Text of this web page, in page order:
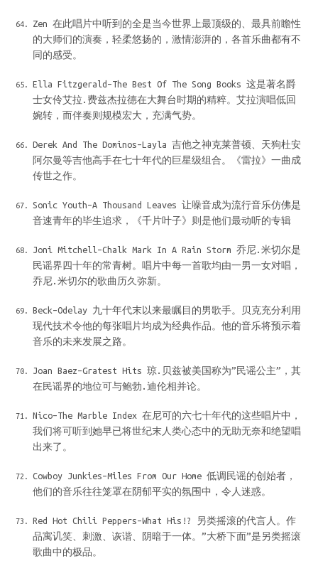
Zen 在此唱片中听到的全是当今世界上最顶级的、最具前瞻性
的大师们的演奏，轻柔悠扬的，激情澎湃的，各首乐曲都有不
同的感受。
Ella Fitzgerald–The Best Of The Song Books 这是著名爵
士女伶艾拉.费兹杰拉德在大舞台时期的精粹。艾拉演唱低回
婉转，而伴奏则规模宏大，充满气势。
Derek And The Dominos–Layla 吉他之神克莱普顿、天狗杜安
阿尔曼等吉他高手在七十年代的巨星级组合。《雷拉》一曲成
传世之作。
Sonic Youth–A Thousand Leaves 让噪音成为流行音乐仿佛是
音速青年的毕生追求，《千片叶子》则是他们最动听的专辑
Joni Mitchell–Chalk Mark In A Rain Storm 乔尼.米切尔是
民谣界四十年的常青树。唱片中每一首歌均由一男一女对唱，
乔尼.米切尔的歌曲历久弥新。
Beck–Odelay 九十年代末以来最瞩目的男歌手。贝克充分利用
现代技术令他的每张唱片均成为经典作品。他的音乐将预示着
音乐的未来发展之路。
Joan Baez–Gratest Hits 琼.贝兹被美国称为”民谣公主”，其
在民谣界的地位可与鲍勃.迪伦相并论。
Nico–The Marble Index 在尼可的六七十年代的这些唱片中，
我们将可听到她早已将世纪末人类心态中的无助无奈和绝望唱
出来了。
Cowboy Junkies–Miles From Our Home 低调民谣的创始者，
他们的音乐往往笼罩在阴郁平实的氛围中，令人迷惑。
Red Hot Chili Peppers–What His!? 另类摇滚的代言人。作
品寓讥笑、刺激、诙谐、阴暗于一体。”大桥下面”是另类摇滚
歌曲中的极品。